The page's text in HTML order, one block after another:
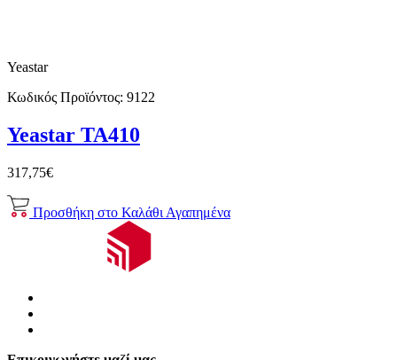
Yeastar
Κωδικός Προϊόντος: 9122
Yeastar TA410
317,75€
Προσθήκη στο Καλάθι Αγαπημένα